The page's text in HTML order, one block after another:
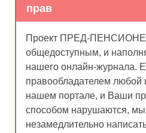
прав
Проект ПРЕД-
общедоступным, и
нашего онлайн-журнала.
правообладателем
нашем портале, и Ваши
способом нарушаются,
незамедлительно